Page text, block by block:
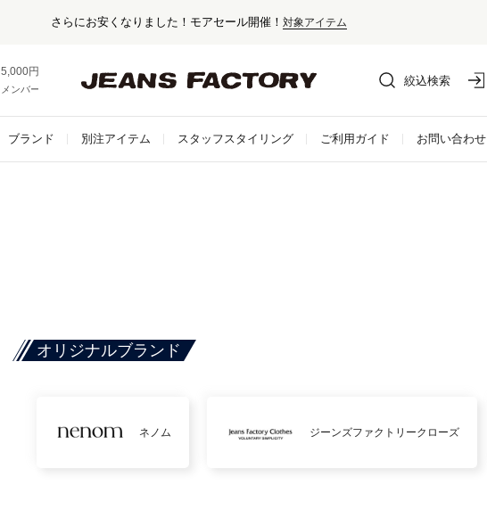
さらにお安くなりました！モアセール開催！ 対象アイテム
5,000円以上お買い上げで送料無料！
メンバー登録でお得な情報をゲット。さらに詳しく
絞込検索
ブランド 別注アイテム スタッフスタイリング ご利用ガイド お問い合わせ
オリジナルブランド
ネノム ジーンズファクトリークローズ